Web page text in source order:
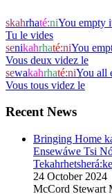
skahrhaté:niYou empty
Tu le vides
senikahrhaté:niYou
Vous deux videz le
sewakahrhaté:niYou all
Vous tous videz le
Recent News
Bringing Home
Ensewáwe Tsi
24 October 2024
McCord Stewart